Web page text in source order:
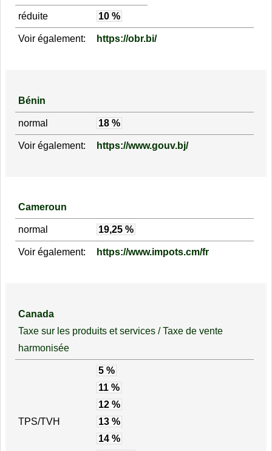
réduite 10 %
Voir également: https://obr.bi/
Bénin
normal 18 %
Voir également: https://www.gouv.bj/
Cameroun
normal 19,25 %
Voir également: https://www.impots.cm/fr
Canada
Taxe sur les produits et services / Taxe de vente
harmonisée
TPS/TVH
5 %
11 %
12 %
13 %
14 %